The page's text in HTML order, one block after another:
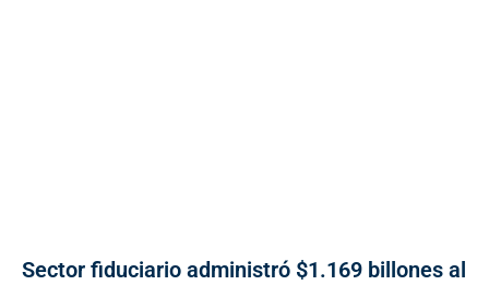
Sector fiduciario administró $1.169 billones al